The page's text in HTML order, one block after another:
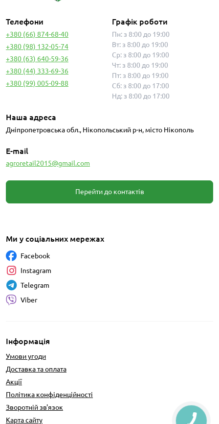
Телефони
+380 (66) 874-68-40
+380 (98) 132-05-74
+380 (63) 640-59-36
+380 (44) 333-69-36
+380 (99) 005-09-88
Графік роботи
Пн: з 8:00 до 19:00
Вт: з 8:00 до 19:00
Ср: з 8:00 до 19:00
Чт: з 8:00 до 19:00
Пт: з 8:00 до 19:00
Сб: з 8:00 до 17:00
Нд: з 8:00 до 17:00
Наша адреса
Дніпропетровська обл., Нікопольський р-н, місто Нікополь
E-mail
agroretail2015@gmail.com
Перейти до контактів
Інформація
Умови угоди
Доставка та оплата
Акції
Політика конфіденційності
Зворотній зв'язок
Карта сайту
Ми у соціальних мережах
Facebook
Instagram
Telegram
Viber